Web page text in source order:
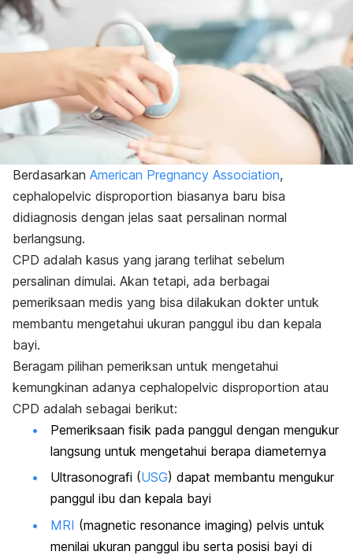
Berdasarkan American Pregnancy Association,
cephalopelvic disproportion biasanya baru bisa
didiagnosis dengan jelas saat persalinan normal
berlangsung.
CPD adalah kasus yang jarang terlihat sebelum
persalinan dimulai. Akan tetapi, ada berbagai
pemeriksaan medis yang bisa dilakukan dokter untuk
membantu mengetahui ukuran panggul ibu dan kepala
bayi.
Beragam pilihan pemeriksan untuk mengetahui
kemungkinan adanya cephalopelvic disproportion atau
CPD adalah sebagai berikut:
Pemeriksaan fisik pada panggul dengan mengukur
langsung untuk mengetahui berapa diameternya
Ultrasonografi (USG) dapat membantu mengukur
panggul ibu dan kepala bayi
MRI (magnetic resonance imaging) pelvis untuk
menilai ukuran panggul ibu serta posisi bayi di